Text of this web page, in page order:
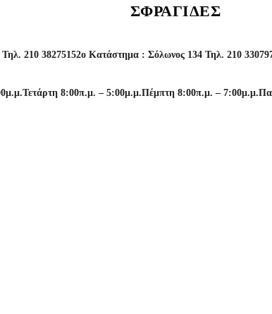
ΣΦΡΑΓΊΔΕΣ
210 38275152o Κατάστημα : Σόλωνος 134 Τηλ. 210
Τετάρτη 8:00π.μ. – 5:00μ.μ.Πέμπτη 8:00π.μ. – 7:00μ.μ.